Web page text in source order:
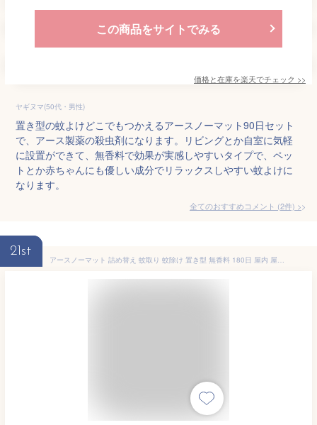
この商品をサイトでみる
価格と在庫を楽天でチェック >>
ヤギヌマ(50代・男性)
置き型の蚊よけどこでもつかえるアースノーマット90日セット
で、アース製薬の殺虫剤になります。リビングとか自室に気軽
に設置ができて、無香料で効果が実感しやすいタイプで、ペッ
トとか赤ちゃんにも優しい成分でリラックスしやすい蚊よけに
なります。
全てのおすすめコメント (2件) >
21st
アースノーマット 詰め替え 蚊取り 蚊除け 置き型 無香料 180日 屋内 屋外 蚊 対策 駆除 虫除け 防除用医薬部外品 3個セット